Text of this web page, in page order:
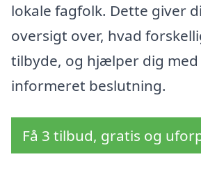
lokale fagfolk. Dette giver
oversigt over, hvad
tilbyde, og hjælper dig
informeret beslutning.
Få 3 tilbud, gratis og